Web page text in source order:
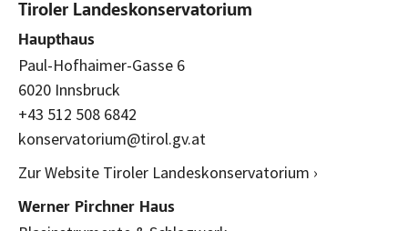
Tiroler Landeskonservatorium
Haupthaus
Paul-Hofhaimer-Gasse 6
6020 Innsbruck
+43 512 508 6842
konservatorium@tirol.gv.at
Zur Website Tiroler Landeskonservatorium ›
Werner Pirchner Haus